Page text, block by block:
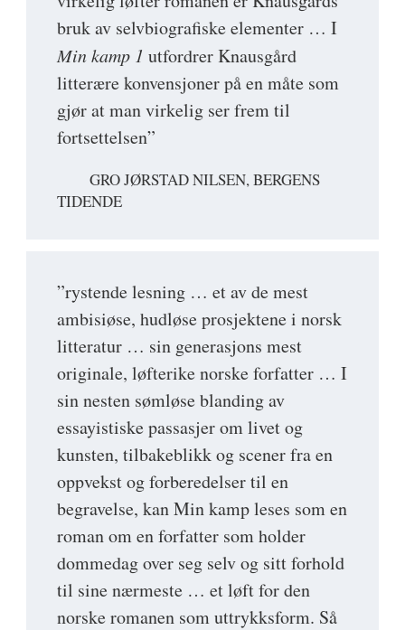
bruk av selvbiografiske elementer … I
Min kamp 1 utfordrer Knausgård
litterære konvensjoner på en måte som
gjør at man virkelig ser frem til
fortsettelsen”
GRO JØRSTAD NILSEN, BERGENS
TIDENDE
”rystende lesning … et av de mest
ambisiøse, hudløse prosjektene i norsk
litteratur … sin generasjons mest
originale, løfterike norske forfatter … I
sin nesten sømløse blanding av
essayistiske passasjer om livet og
kunsten, tilbakeblikk og scener fra en
oppvekst og forberedelser til en
begravelse, kan Min kamp leses som en
roman om en forfatter som holder
dommedag over seg selv og sitt forhold
til sine nærmeste … et løft for den
norske romanen som uttrykksform. Så